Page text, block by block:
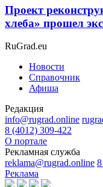
Проект
хлеба» прошел
RuGrad.eu
Новости
Справочник
Афиша
Редакция
info@rugrad.online
8 (4012) 309-422
О портале
Рекламная служба
reklama@rugrad.online
Реклама